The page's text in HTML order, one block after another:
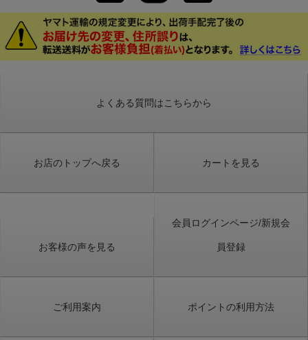
よくある質問はこちらから
お店のトップへ戻る カートを見る
お客様の声を見る
会員ログインページ/新規会
員登録
ご利用案内 ポイントの利用方法